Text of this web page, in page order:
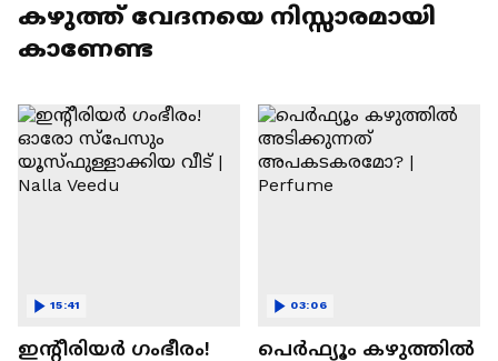
കഴുത്ത് വേദനയെ നിസ്സാരമായി
കാണേണ്ട
ഇന്റീരിയർ ഗംഭീരം!
15:41
പെർഫ്യൂം കഴുത്തിൽ
03:06